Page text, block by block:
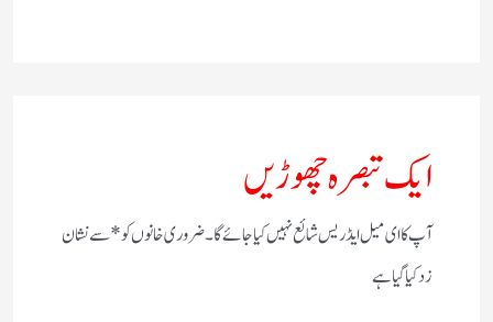
ایک تبصرہ چھوڑیں
آپ کا ای میل ایڈریس شائع نہیں کیا جائے گا۔ضروری خانوں کو*سے نشان
زد کیا گیا ہے